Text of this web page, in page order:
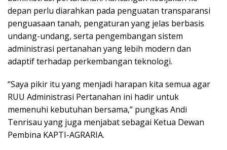
depan perlu diarahkan pada penguatan transparansi
penguasaan tanah, pengaturan yang jelas berbasis
undang-undang, serta pengembangan sistem
administrasi pertanahan yang lebih modern dan
adaptif terhadap perkembangan teknologi.
“Saya pikir itu yang menjadi harapan kita semua agar
RUU Administrasi Pertanahan ini hadir untuk
memenuhi kebutuhan bersama,” pungkas Andi
Tenrisau yang juga menjabat sebagai Ketua Dewan
Pembina KAPTI-AGRARIA.